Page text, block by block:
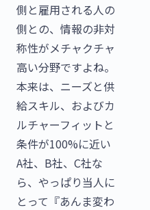
側と雇用される人の
側との、情報の非対
称性がメチャクチャ
高い分野ですよね。
本来は、ニーズと供
給スキル、およびカ
ルチャーフィットと
条件が100%に近い
A社、B社、C社な
ら、やっぱり当人に
とって『あんま変わ